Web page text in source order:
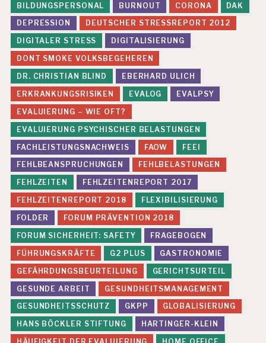
S
C
H
U
T
Z
G
K
P
P
J
U
D
I
K
A
T
U
R
Z
U
R
E
V
A
L
U
IE
R
BILDUNGSPERSONAL
BURNOUT CORONA
DAK
DEPRESSION
DEUTSCHER STRESSREPORT 2012
DIGITALER STRESS
DIGITALISIERUNG
DONT SMOKE VOLKSBEGEHEREN
DR. CHRISTIAN BLIND
EBERHARD ULICH
ERKRANKUNGSRISIKEN
EVALOG
EVALPSY
EVALUIERUNG – WIE OFT?
EVALUIERUNG PSYCHISCHER BELASTUNGEN
FACHLEISTUNGSNACHWEIS
FAOW
FEEI
FEHLBEANSPRUCHUNGEN
FEHLBELASTUNGEN
FEHLZEITEN
FEHLZEITENREPORT 2017
FEHLZEITENREPORT 2018
FLEXIBILISIERUNG
FOLDER
FORUM PRÄVENTION 2018
FORUM SICHERHEIT: SAFETY
FRAGEBOGEN
FÜHRUNGSKRÄFTE
G2 PLUS
GASTRONOMIE
GEFÄHRDUNGSBEURTEILUNG
GERICHTSURTEIL
GESUNDE ARBEIT
GESUNDHEITSMANAGEMENT
GESUNDHEITSSCHUTZ
GKPP
GLOBALISIERUNG
HANS BÖCKLER STIFTUNG
HARTINGER-KLEIN